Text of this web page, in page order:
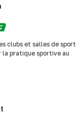
clubs et salles de sport
la pratique sportive au